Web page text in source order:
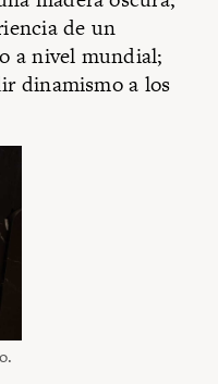
de un
a nivel mundial;
dinamismo a los